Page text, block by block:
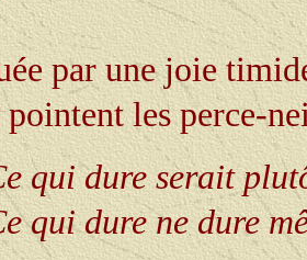
par une joie
les perce-
dure serait
qui dure ne dure